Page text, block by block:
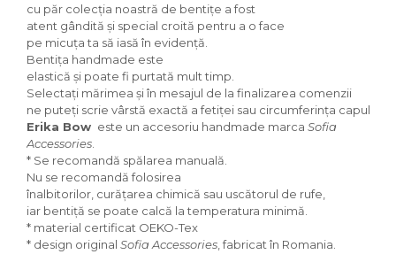
cu păr colecția noastră de bentițe a fost
atent gândită și special croită pentru a o face
pe micuța ta să iasă în evidență.
Bentița handmade este
elastică și poate fi purtată mult timp.
Selectați mărimea și în mesajul de la finalizarea comenzii
ne puteți scrie vârstă exactă a fetiței sau circumferința capului.
Erika Bow este un accesoriu handmade marca Sofia
Accessories
* Se recomandă spălarea manuală.
Nu se recomandă folosirea
înalbitorilor, curățarea chimică sau uscătorul de rufe,
iar bentiță se poate calcă la temperatura minimă.
* material certificat OEKO-Tex
* design original Sofia Accessories , fabricat în Romania.